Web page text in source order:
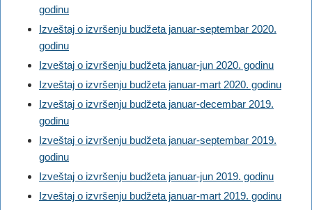
godinu
Izveštaj o izvršenju budžeta januar-septembar 2020.
godinu
Izveštaj o izvršenju budžeta januar-jun 2020. godinu
Izveštaj o izvršenju budžeta januar-mart 2020. godinu
Izveštaj o izvršenju budžeta januar-decembar 2019.
godinu
Izveštaj o izvršenju budžeta januar-septembar 2019.
godinu
Izveštaj o izvršenju budžeta januar-jun 2019. godinu
Izveštaj o izvršenju budžeta januar-mart 2019. godinu